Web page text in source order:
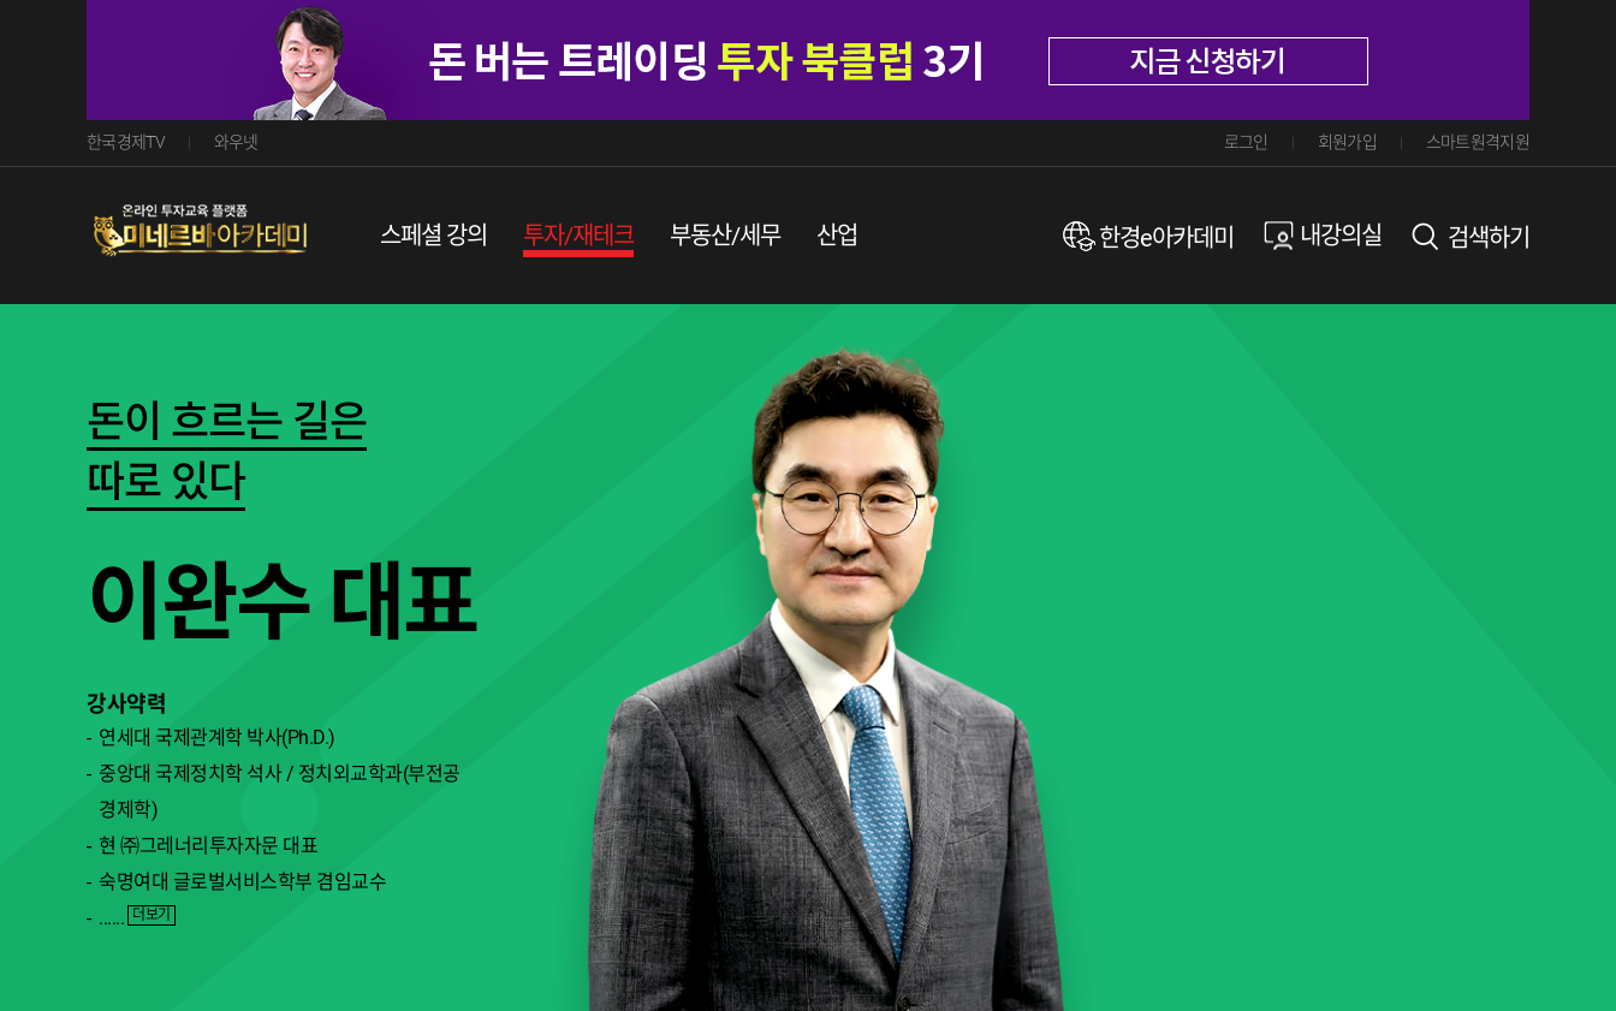
한국경제TV 와우넷 로그인 회원가입 스마트원격지원
스페셜강의 투자/재테크 부동산/세무 산업 한경e아카데미 내강의실 검색하기
돈이흐르는길은
따로있다
이완수대표
강사약력
연세대국제관계학박사(Ph.D.)
중앙대국제정치학석사/정치외교학과(부전공
경제학)
현㈜그레너리투자자문대표
숙명여대글로벌서비스학부겸임교수
...... 더보기